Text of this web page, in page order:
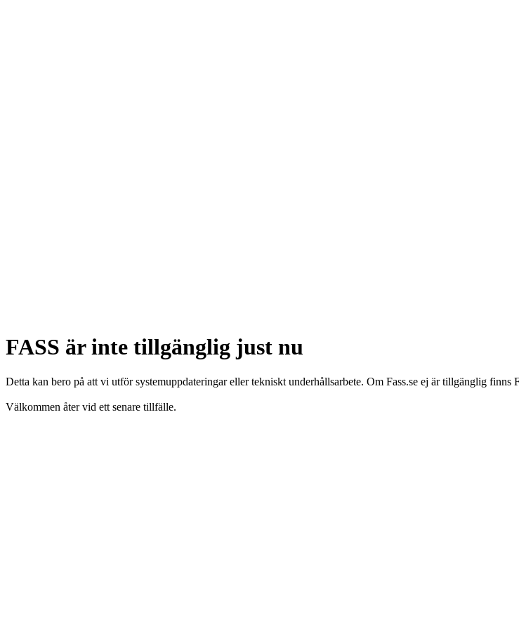
FASS är inte tillgänglig just nu
Detta kan bero på att vi utför systemuppdateringar eller tekniskt underhållsarbete. Om Fass.se ej är tillgänglig finns
Välkommen åter vid ett senare tillfälle.